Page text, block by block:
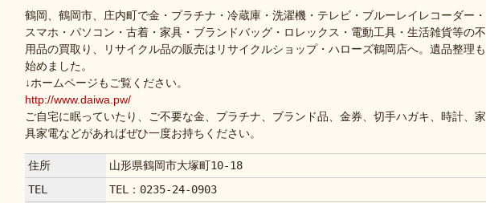
鶴岡、鶴岡市、庄内町で金・プラチナ・冷蔵庫・洗濯機・テレビ・ブルーレイレコーダー・
スマホ・パソコン・古着・家具・ブランドバッグ・ロレックス・電動工具・生活雑貨等の不
用品の買取り、リサイクル品の販売はリサイクルショップ・ハローズ鶴岡店へ。遺品整理も
始めました。
↓ホームページもご覧ください。
http://www.daiwa.pw/
ご自宅に眠っていたり、ご不要な金、プラチナ、ブランド品、金券、切手ハガキ、時計、家
具家電などがあればぜひ一度お持ちください。
住所
山形県鶴岡市大塚町10-18
TEL
TEL：0235-24-0903